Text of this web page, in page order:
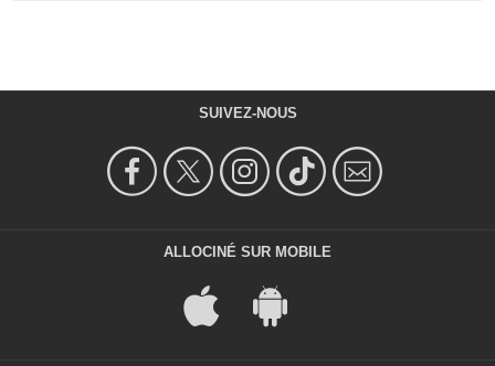
SUIVEZ-NOUS
ALLOCINÉ SUR MOBILE